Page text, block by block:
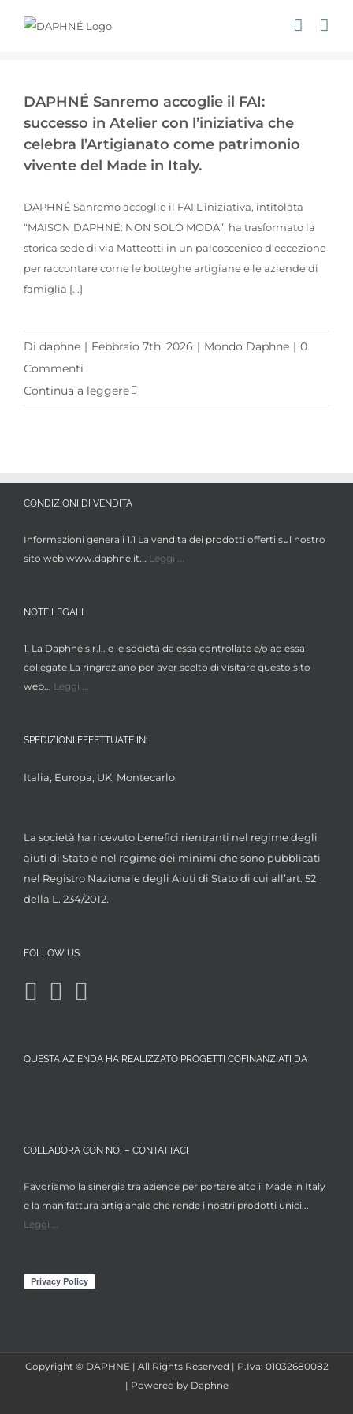
DAPHNÉ Sanremo accoglie il FAI:
successo in Atelier con l’iniziativa che
celebra l’Artigianato come patrimonio
vivente del Made in Italy.
DAPHNÉ Sanremo accoglie il FAI L’iniziativa, intitolata
“MAISON DAPHNÉ: NON SOLO MODA”, ha trasformato la
storica sede di via Matteotti in un palcoscenico d’eccezione
per raccontare come le botteghe artigiane e le aziende di
famiglia [...]
Di daphne | Febbraio 7th, 2026 | Mondo Daphne | 0
Commenti
Continua a leggere
CONDIZIONI DI VENDITA
Informazioni generali 1.1 La vendita dei prodotti offerti sul nostro
sito web www.daphne.it... Leggi ...
NOTE LEGALI
1. La Daphné s.r.l.. e le società da essa controllate e/o ad essa
collegate La ringraziano per aver scelto di visitare questo sito
web... Leggi ...
SPEDIZIONI EFFETTUATE IN:
Italia, Europa, UK, Montecarlo.
La società ha ricevuto benefici rientranti nel regime degli
aiuti di Stato e nel regime dei minimi che sono pubblicati
nel Registro Nazionale degli Aiuti di Stato di cui all’art. 52
della L. 234/2012.
FOLLOW US
QUESTA AZIENDA HA REALIZZATO PROGETTI COFINANZIATI DA
COLLABORA CON NOI – CONTATTACI
Favoriamo la sinergia tra aziende per portare alto il Made in Italy
e la manifattura artigianale che rende i nostri prodotti unici...
Leggi ...
Copyright © DAPHNE | All Rights Reserved | P.Iva: 01032680082
| Powered by Daphne